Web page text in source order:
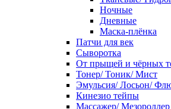
Ночные
Дневные
Маска-плёнка
Патчи для век
Сыворотка
От прыщей и чёрных
Тонер/ Тоник/ Мист
Эмульсия/ Лосьон/
Кинезио тейпы
Массажер/ Мезороллер